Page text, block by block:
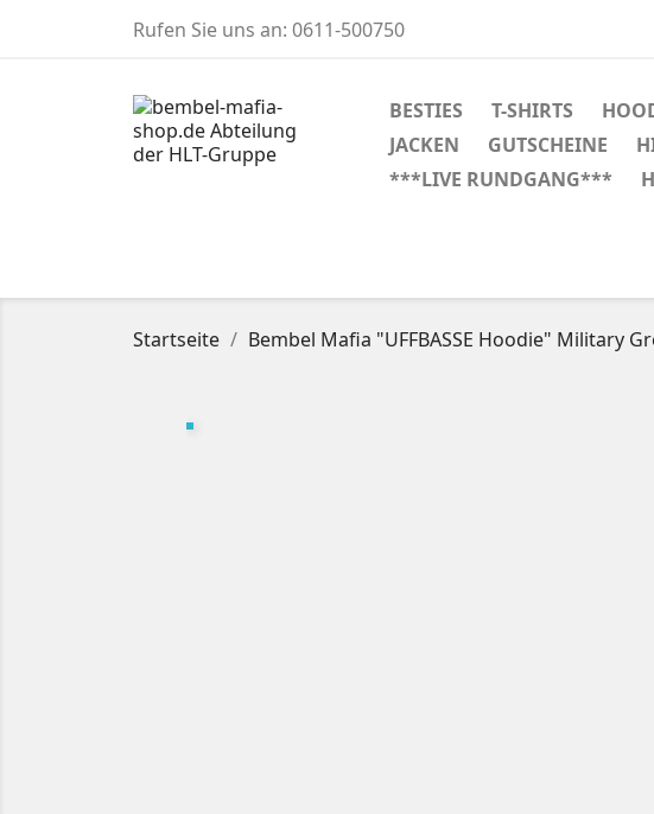
Rufen Sie uns an: 0611-500750
BESTIES T-SHIRTS
JACKEN
GUTSCHEINE
***LIVE RUNDGANG***
Startseite Bembel Mafia "UFFBASSE Hoodie" Military